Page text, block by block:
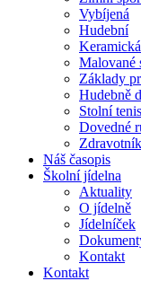
Vybíjená
Hudební
Keramická
Malované
Základy
Hudebně
Stolní tenis
Dovedné
Náš časopis
Školní jídelna
Aktuality
O jídelně
Jídelníček
Kontakt
Kontakt